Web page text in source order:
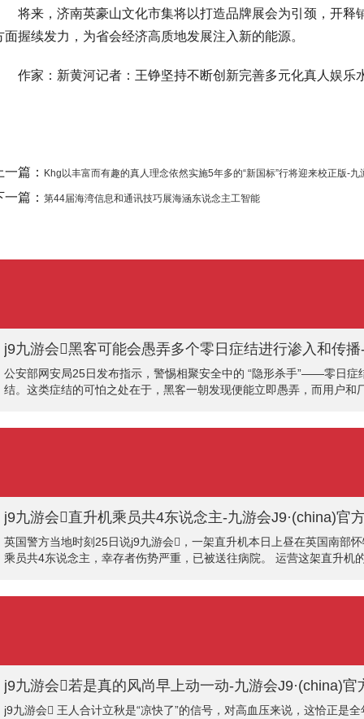
来，济南英豪山文化市集将以打造品牌展会为引颈，开释
面握续发力，为省会经济高质地发展注入新的能源。
家：新黄河记者：王铮坚持不断创新完善多元化真人娱乐
一篇： Khg以丰富而有趣的真人理念依然实施5年多的“新国标”行将迎来校正版-
一篇： 第44届海湾信息和通讯技巧展海涵东说念主工智能
j9九游会黑客可能会愚弄多个零日症结进行渗入和传
公安部网安局25日发布指示，警惕相聚安全中的 “隐形杀手”——零日
结。这类症结的可怕之处在于，黑客一朝发现便能立即愚弄，而用户
j9九游会直升机乘员共4东说念主-九游会J9·(china)官
英国警方当地时刻25日说j9九游会，一架直升机本日上昼在英国南部
乘员共4东说念主，幸存者伤势严重，已被送往病院。 运营这架直升
j9九游会若是真的风尚早上动一动-九游会J9·(china)
j9九游会 王人合计立秋是“凉快了”的信号，对高血压来说，这恰正是